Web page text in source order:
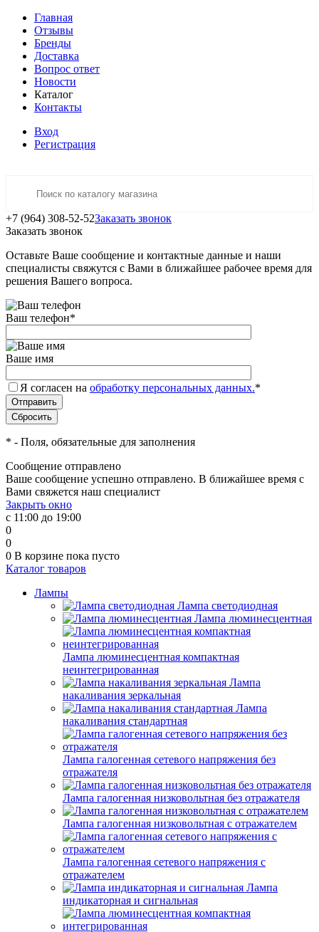
Главная
Отзывы
Бренды
Доставка
Вопрос ответ
Новости
Каталог
Контакты
Вход
Регистрация
+7 (964) 308-52-52Заказать звонок
Заказать звонок
Оставьте Ваше сообщение и контактные данные и наши
специалисты свяжутся с Вами в ближайшее рабочее время для
решения Вашего вопроса.
Ваш телефон*
Ваше имя
Я согласен на обработку персональных данных.*
* - Поля, обязательные для заполнения
Сообщение отправлено
Ваше сообщение успешно отправлено. В ближайшее время с
Вами свяжется наш специалист
Закрыть окно
с 11:00 до 19:00
0
0
0 В корзине пока пусто
Каталог товаров
Лампы
Лампа светодиодная
Лампа люминесцентная
Лампа люминесцентная компактная
неинтегрированная
Лампа
накаливания зеркальная
Лампа
накаливания стандартная
Лампа галогенная сетевого напряжения без
отражателя
Лампа галогенная низковольтная без отражателя
Лампа галогенная низковольтная с отражателем
Лампа галогенная сетевого напряжения с
отражателем
Лампа
индикаторная и сигнальная